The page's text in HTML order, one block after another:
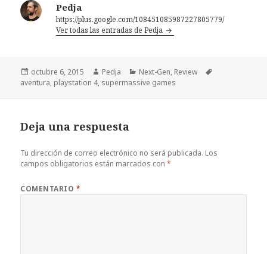
Pedja
https://plus.google.com/108451085987227805779/
Ver todas las entradas de Pedja
Publicado
el
octubre 6, 2015 Autor
Pedja Categorías
Next-Gen, Review
aventura, playstation 4, supermassive games
Deja una respuesta
Tu dirección de correo electrónico no será publicada. Los
campos obligatorios están marcados con*
COMENTARIO *